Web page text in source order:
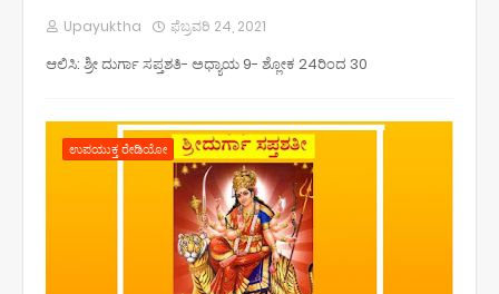
Upayuktha ಫೆಬ್ರವರಿ 24, 2021
ಆಲಿಸಿ: ಶ್ರೀ ದುರ್ಗಾ ಸಪ್ತಶತಿ- ಅಧ್ಯಾಯ 9- ಶ್ಲೋಕ 24ರಿಂದ 30
ಉಪಯುಕ್ತ ರೇಡಿಯೋ